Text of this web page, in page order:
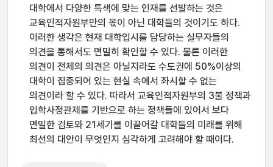
대학에서 다양한 특색에 맞는 인재를 선발하는 것은
교육인적자원부만의 몫이 아닌 대학들의 것이기도 하다.
이러한 생각은 현재 대학입시를 담당하는 실무자들의
의견을 통해서도 면밀히 확인할 수 있다. 물론 이러한
의견이 전체의 의견은 아닐지라도 수도권에 50%이상의
대학이 집중되어 있는 현실 속에서 좌시할 수 없는
의견이라 할 수 있다. 따라서 교육인적자원부의 3불 정책과
입학사정관제를 기반으로 하는 정책들에 있어서 보다
면밀한 검토와 21세기를 이끌어갈 대학들의 미래를 위해
최선의 대안이 무엇인지 심각하게 고려해야 할 때이다.